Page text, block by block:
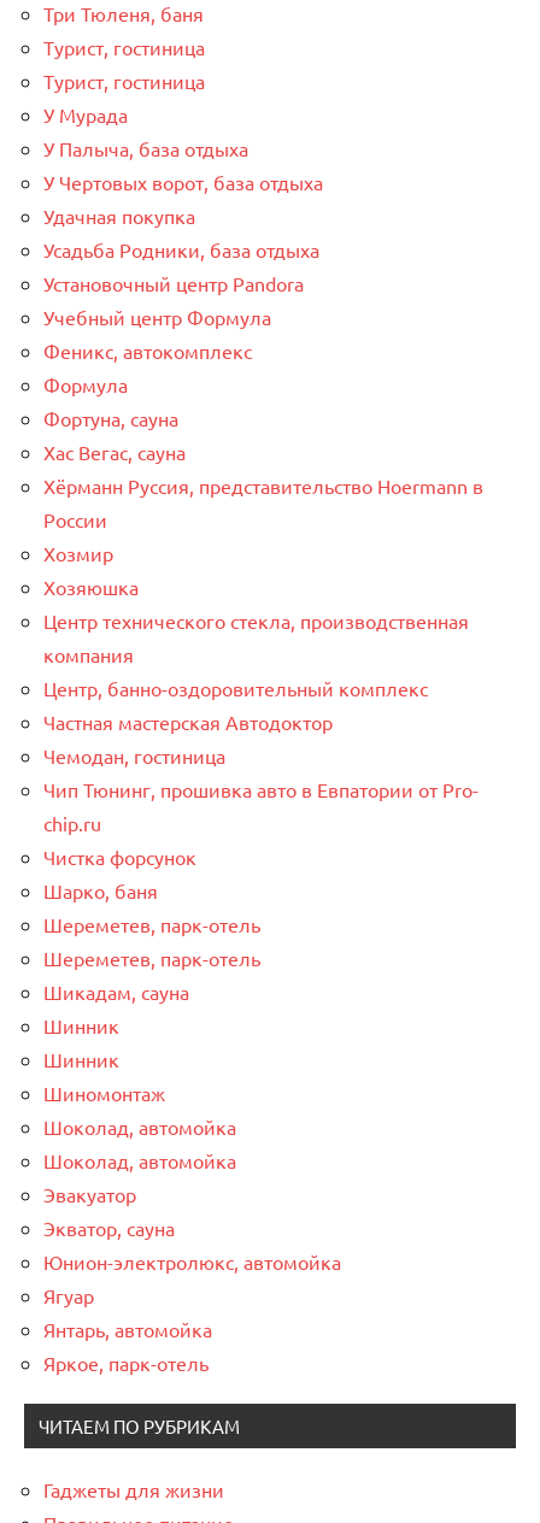
Три Тюленя, баня
Турист, гостиница
Турист, гостиница
У Мурада
У Палыча, база отдыха
У Чертовых ворот, база отдыха
Удачная покупка
Усадьба Родники, база отдыха
Установочный центр Pandora
Учебный центр Формула
Феникс, автокомплекс
Формула
Фортуна, сауна
Хас Вегас, сауна
Хёрманн Руссия, представительство Hoermann в
России
Хозмир
Хозяюшка
Центр технического стекла, производственная
компания
Центр, банно-оздоровительный комплекс
Частная мастерская Автодоктор
Чемодан, гостиница
Чип Тюнинг, прошивка авто в Евпатории от Pro-
chip.ru
Чистка форсунок
Шарко, баня
Шереметев, парк-отель
Шереметев, парк-отель
Шикадам, сауна
Шинник
Шинник
Шиномонтаж
Шоколад, автомойка
Шоколад, автомойка
Эвакуатор
Экватор, сауна
Юнион-электролюкс, автомойка
Ягуар
Янтарь, автомойка
Яркое, парк-отель
ЧИТАЕМ ПО РУБРИКАМ
Гаджеты для жизни